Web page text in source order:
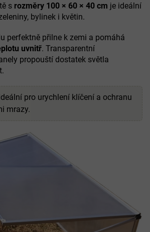
s rozměry 100 × 60 × 40 cm je ideální
bylinek i květin.
perfektně přilne k zemi a pomáhá
uvnitř. Transparentní
propouští dostatek světla
pro urychlení klíčení a ochranu
mrazy.